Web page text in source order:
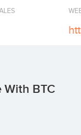
With BTC